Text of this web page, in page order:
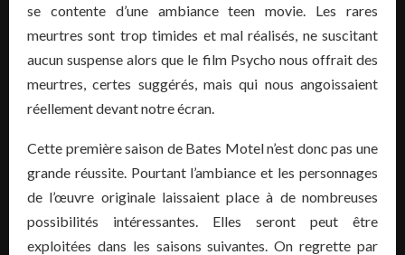
se contente d’une ambiance teen movie. Les rares
meurtres sont trop timides et mal réalisés, ne suscitant
aucun suspense alors que le film Psycho nous offrait des
meurtres, certes suggérés, mais qui nous angoissaient
réellement devant notre écran.
Cette première saison de Bates Motel n’est donc pas une
grande réussite. Pourtant l’ambiance et les personnages
de l’œuvre originale laissaient place à de nombreuses
possibilités intéressantes. Elles seront peut être
exploitées dans les saisons suivantes. On regrette par